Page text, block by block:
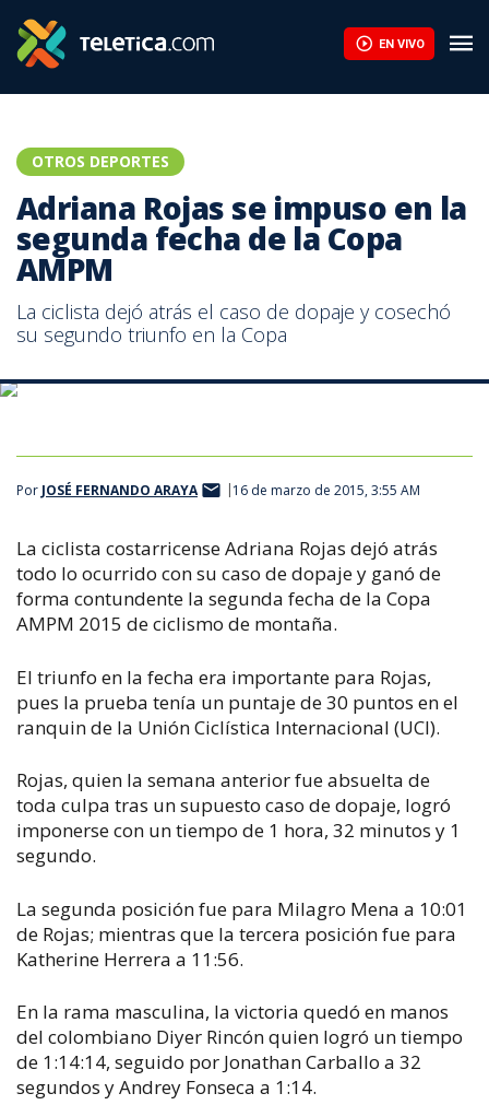
EN VIVO
OTROS DEPORTES
Adriana Rojas se impuso en la
segunda fecha de la Copa
AMPM
La ciclista dejó atrás el caso de dopaje y cosechó
su segundo triunfo en la Copa
Adriana Rojas posa con su perro Toby luego del triunfo en la Copa
Por JOSÉ FERNANDO ARAYA 16 de marzo de 2015, 3:55 AM
La ciclista costarricense Adriana Rojas dejó atrás
todo lo ocurrido con su caso de dopaje y ganó de
forma contundente la segunda fecha de la Copa
AMPM 2015 de ciclismo de montaña.
El triunfo en la fecha era importante para Rojas,
pues la prueba tenía un puntaje de 30 puntos en el
ranquin de la Unión Ciclística Internacional (UCI).
Rojas, quien la semana anterior fue absuelta de
toda culpa tras un supuesto caso de dopaje, logró
imponerse con un tiempo de 1 hora, 32 minutos y 1
segundo.
La segunda posición fue para Milagro Mena a 10:01
de Rojas; mientras que la tercera posición fue para
Katherine Herrera a 11:56.
En la rama masculina, la victoria quedó en manos
del colombiano Diyer Rincón quien logró un tiempo
de 1:14:14, seguido por Jonathan Carballo a 32
segundos y Andrey Fonseca a 1:14.